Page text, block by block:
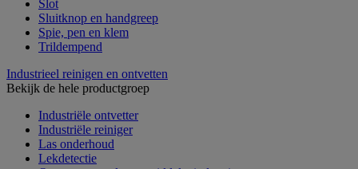
Slot
Sluitknop en handgreep
Spie, pen en klem
Trildempend
Industrieel reinigen en ontvetten
Bekijk de hele productgroep
Industriële ontvetter
Industriële reiniger
Las onderhoud
Lekdetectie